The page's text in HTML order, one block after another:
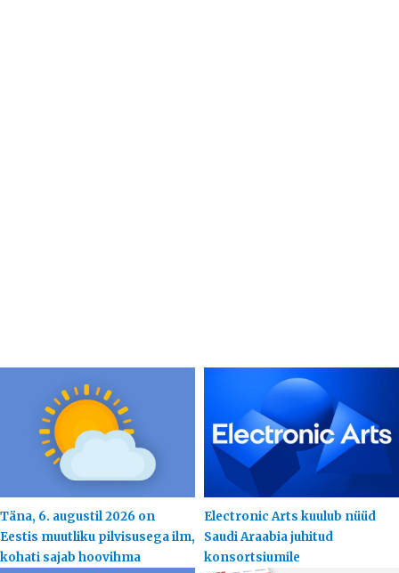
Täna, 6. augustil 2026 on
Eestis muutliku pilvisusega ilm,
kohati sajab hoovihma
Electronic Arts kuulub nüüd
Saudi Araabia juhitud
konsortsiumile